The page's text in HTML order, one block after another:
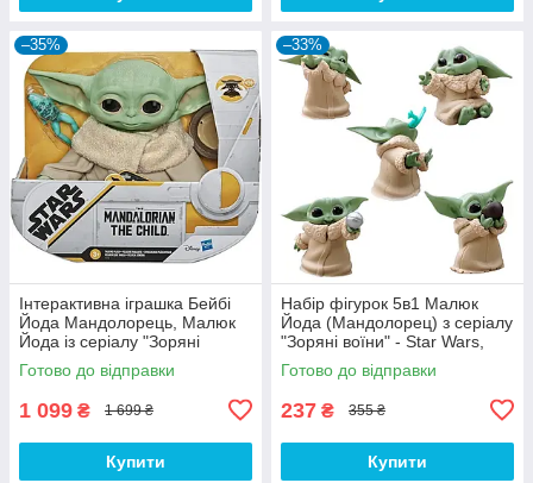
–35%
Інтерактивна іграшка Бейбі
Йода Мандолорець, Малюк
Йода із серіалу "Зоряні
воїни", 19 см — Star Wars,
Mandalorian
Готово до відправки
1 099 ₴ 1 699 ₴
Купити
–33%
Набір фігурок 5в1 Малюк
Йода (Мандолорец) з серіалу
"Зоряні воїни" - Star Wars,
Mandalorian, 6 см #1
Готово до відправки
237 ₴ 355 ₴
Купити